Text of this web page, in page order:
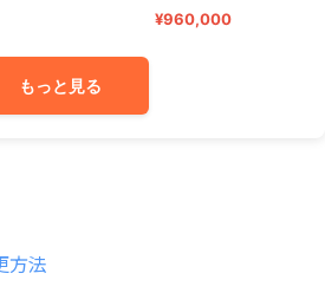
¥960,000
もっと見る
方法